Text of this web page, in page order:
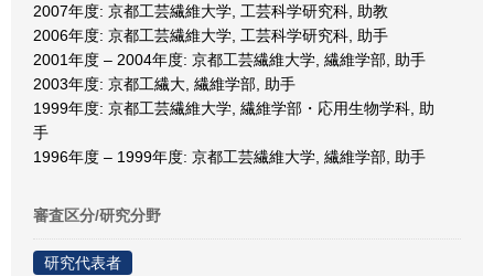
2007年度: 京都工芸繊維大学, 工芸科学研究科, 助教
2006年度: 京都工芸繊維大学, 工芸科学研究科, 助手
2001年度 – 2004年度: 京都工芸繊維大学, 繊維学部, 助手
2003年度: 京都工繊大, 繊維学部, 助手
1999年度: 京都工芸繊維大学, 繊維学部・応用生物学科, 助
手
1996年度 – 1999年度: 京都工芸繊維大学, 繊維学部, 助手
審査区分/研究分野
研究代表者